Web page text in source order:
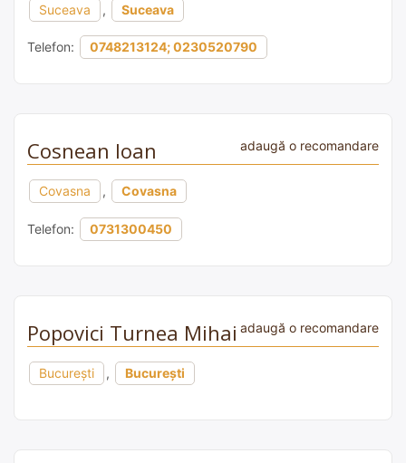
Suceava , Suceava
Telefon: 0748213124; 0230520790
Cosnean Ioan adaugă o recomandare
Covasna , Covasna
Telefon: 0731300450
Popovici Turnea Mihai adaugă o recomandare
București , București